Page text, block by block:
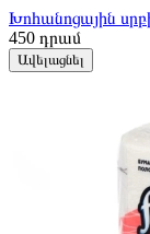
Խոհանոցային
450 դրամ
Ավելացնել